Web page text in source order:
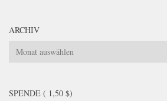
ARCHIV
Archiv
SPENDE ( 1,50 $)